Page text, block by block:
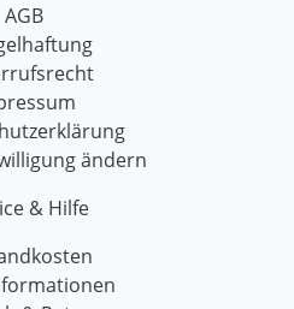
AGB
ändern
& Hilfe